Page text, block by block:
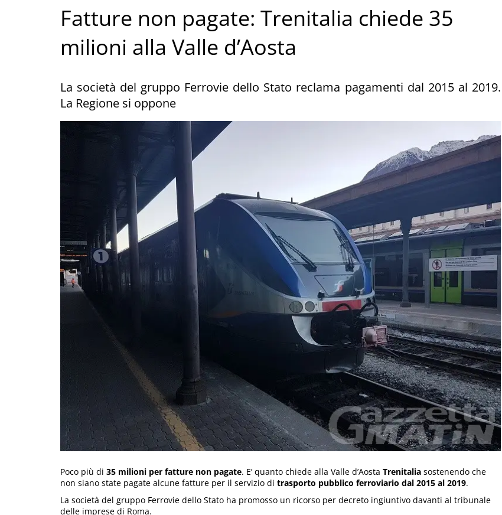
Fatture non pagate: Trenitalia chiede 35
milioni alla Valle d’Aosta
La società del gruppo Ferrovie dello Stato reclama pagamenti dal 2015 al 2019.
La Regione si oppone
Poco più di 35 milioni per fatture non pagate. E’ quanto chiede alla Valle d’Aosta Trenitalia sostenendo che
non siano state pagate alcune fatture per il servizio di trasporto pubblico ferroviario dal 2015 al 2019.
La società del gruppo Ferrovie dello Stato ha promosso un ricorso per decreto ingiuntivo davanti al tribunale
delle imprese di Roma.